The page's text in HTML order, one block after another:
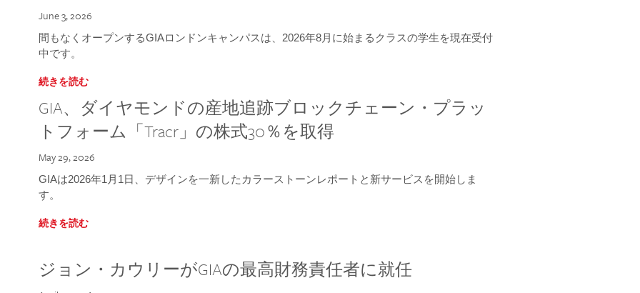
June 3, 2026
間もなくオープンするGIAロンドンキャンパスは、2026年8月に始まるクラスの学生を現在受付
中です。
続きを読む
GIA、ダイヤモンドの産地追跡ブロックチェーン・プラッ
トフォーム「Tracr」の株式30％を取得
May 29, 2026
GIAは2026年1月1日、デザインを一新したカラーストーンレポートと新サービスを開始しま
す。
続きを読む
ジョン・カウリーがGIAの最高財務責任者に就任